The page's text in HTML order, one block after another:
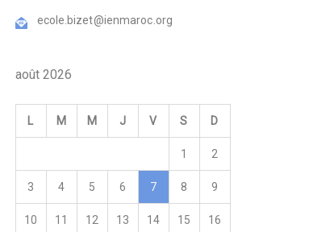
ecole.bizet@ienmaroc.org
août 2026
L M M J V S D
1 2
3 4 5 6 7 8 9
10 11 12 13 14 15 16